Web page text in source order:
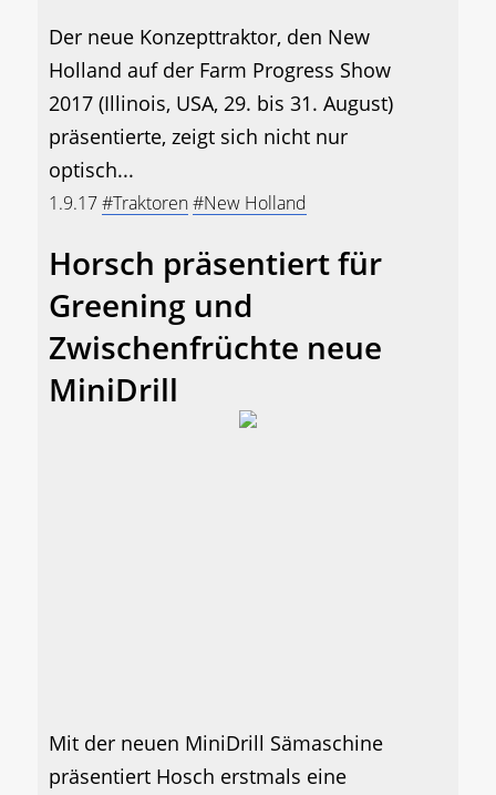
Der neue Konzepttraktor, den New
Holland auf der Farm Progress Show
2017 (Illinois, USA, 29. bis 31. August)
präsentierte, zeigt sich nicht nur
optisch...
1.9.17#Traktoren#New Holland
Horsch präsentiert für
Greening und
Zwischenfrüchte neue
MiniDrill
Mit der neuen MiniDrill Sämaschine
präsentiert Hosch erstmals eine